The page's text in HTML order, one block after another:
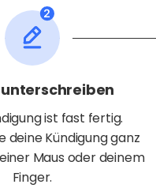
ist fast fertig.
deine Kündigung ganz
Maus oder deinem
Finger.